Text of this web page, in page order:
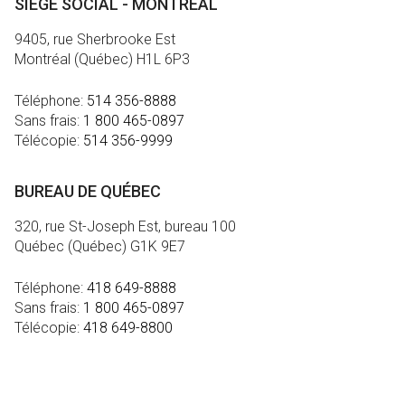
SIÈGE SOCIAL - MONTRÉAL
9405, rue Sherbrooke Est
Montréal (Québec) H1L 6P3
Téléphone: 514 356-8888
Sans frais: 1 800 465-0897
Télécopie: 514 356-9999
BUREAU DE QUÉBEC
320, rue St-Joseph Est, bureau 100
Québec (Québec) G1K 9E7
Téléphone: 418 649-8888
Sans frais: 1 800 465-0897
Télécopie: 418 649-8800